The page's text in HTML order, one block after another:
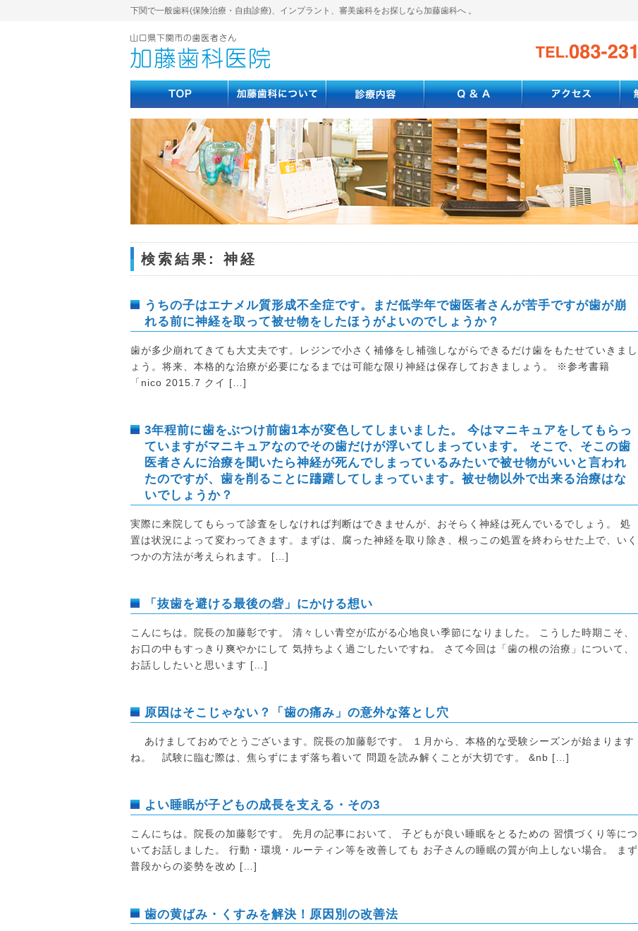
下関で一般歯科(保険治療・自由診療)、インプラント、審美歯科をお探しなら加藤歯科へ 。
検索結果: 神経
うちの子はエナメル質形成不全症です。まだ低学年で歯医者さんが苦手ですが歯が崩
れる前に神経を取って被せ物をしたほうがよいのでしょうか？
歯が多少崩れてきても大丈夫です。レジンで小さく補修をし補強しながらできるだけ歯をもたせていきまし
ょう。将来、本格的な治療が必要になるまでは可能な限り神経は保存しておきましょう。 ※参考書籍
「nico 2015.7 クイ […]
3年程前に歯をぶつけ前歯1本が変色してしまいました。 今はマニキュアをしてもらっ
ていますがマニキュアなのでその歯だけが浮いてしまっています。 そこで、そこの歯
医者さんに治療を聞いたら神経が死んでしまっているみたいで被せ物がいいと言われ
たのですが、歯を削ることに躊躇してしまっています。被せ物以外で出来る治療はな
いでしょうか？
実際に来院してもらって診査をしなければ判断はできませんが、おそらく神経は死んでいるでしょう。 処
置は状況によって変わってきます。まずは、腐った神経を取り除き、根っこの処置を終わらせた上で、いく
つかの方法が考えられます。 […]
「抜歯を避ける最後の砦」にかける想い
こんにちは。院長の加藤彰です。 清々しい青空が広がる心地良い季節になりました。 こうした時期こそ、
お口の中もすっきり爽やかにして 気持ちよく過ごしたいですね。 さて今回は「歯の根の治療」について、
お話ししたいと思います […]
原因はそこじゃない？「歯の痛み」の意外な落とし穴
あけましておめでとうございます。院長の加藤彰です。 １月から、本格的な受験シーズンが始まります
ね。 試験に臨む際は、焦らずにまず落ち着いて 問題を読み解くことが大切です。 &nb […]
よい睡眠が子どもの成長を支える・その3
こんにちは。院長の加藤彰です。 先月の記事において、 子どもが良い睡眠をとるための 習慣づくり等につ
いてお話しました。 行動・環境・ルーティン等を改善しても お子さんの睡眠の質が向上しない場合。 まず
普段からの姿勢を改め […]
歯の黄ばみ・くすみを解決！原因別の改善法